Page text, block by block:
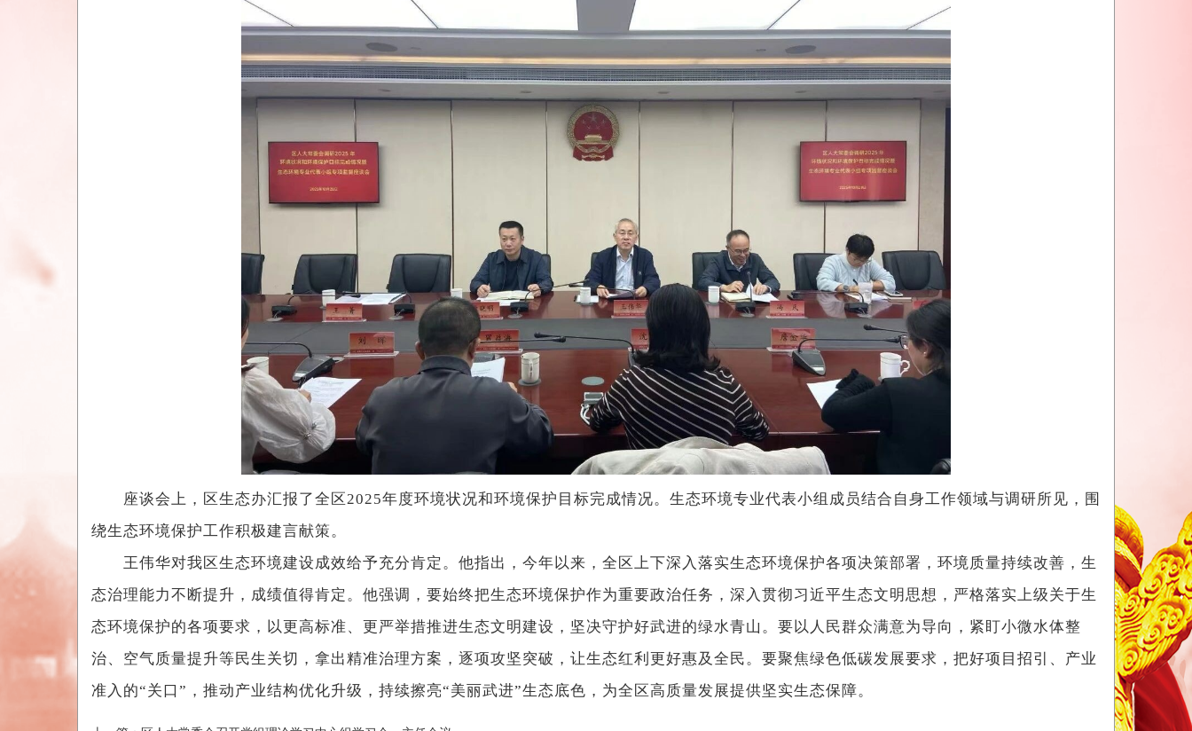
座谈会上，区生态办汇报了全区2025年度环境状况和环境保护目标完成情况。生态环境专业代表小组成员结合自身工作领域与调研所见，围
绕生态环境保护工作积极建言献策。
王伟华对我区生态环境建设成效给予充分肯定。他指出，今年以来，全区上下深入落实生态环境保护各项决策部署，环境质量持续改善，生
态治理能力不断提升，成绩值得肯定。他强调，要始终把生态环境保护作为重要政治任务，深入贯彻习近平生态文明思想，严格落实上级关于生
态环境保护的各项要求，以更高标准、更严举措推进生态文明建设，坚决守护好武进的绿水青山。要以人民群众满意为导向，紧盯小微水体整
治、空气质量提升等民生关切，拿出精准治理方案，逐项攻坚突破，让生态红利更好惠及全民。要聚焦绿色低碳发展要求，把好项目招引、产业
准入的“关口”，推动产业结构优化升级，持续擦亮“美丽武进”生态底色，为全区高质量发展提供坚实生态保障。